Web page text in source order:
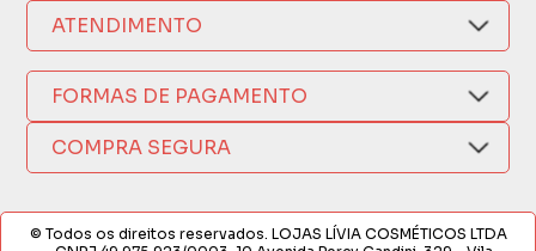
Como Comprar
Nossas Lojas
Política de Privacidade
Nosso Aplicativo
Trocas e Devoluções
Formas de Pagamento
Fretes e Entregas
Fabricantes
Termos de Compra e Venda
ATENDIMENTO
Fale por WhatsApp
(17) 3209-9595
sacweb@lojaslivia.com.br
FORMAS DE PAGAMENTO
COMPRA SEGURA
© Todos os direitos reservados. LOJAS LÍVIA COSMÉTICOS LTDA